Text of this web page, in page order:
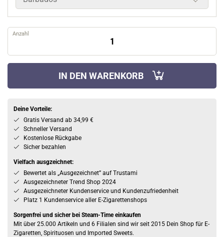
Anzahl
IN DEN WARENKORB
Deine Vorteile:
Gratis Versand ab 34,99 €
Schneller Versand
Kostenlose Rückgabe
Sicher bezahlen
Vielfach ausgzeichnet:
Bewertet als „Ausgezeichnet” auf Trustami
Ausgezeichneter Trend Shop 2024
Ausgezeichneter Kundenservice und Kundenzufriedenheit
Platz 1 Kundenservice aller E-Zigarettenshops
Sorgenfrei und sicher bei Steam-Time einkaufen
Mit über 25.000 Artikeln und 6 Filialen sind wir seit 2015 Dein Shop für E-
Zigaretten, Spirituosen und Imported Sweets.